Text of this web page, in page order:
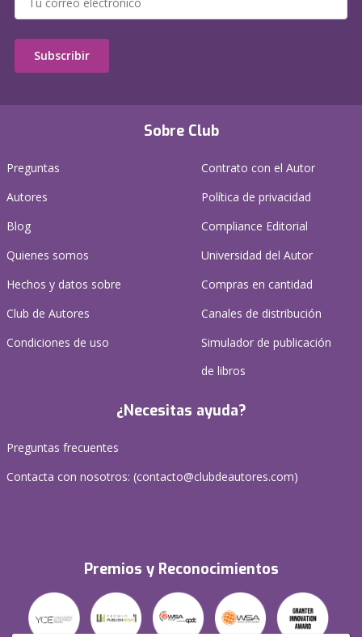
Sobre Club
Preguntas
Autores
Blog
Quienes somos
Hechos y datos sobre
Club de Autores
Condiciones de uso
Contrato con el Autor
Política de privacidad
Compliance Editorial
Universidad del Autor
Compras en cantidad
Canales de distribución
Simulador de publicación
de libros
¿Necesitas ayuda?
Preguntas frecuentes
Contacta con nosotros: (contacto@clubdeautores.com)
Premios y Reconocimientos
Subscribir